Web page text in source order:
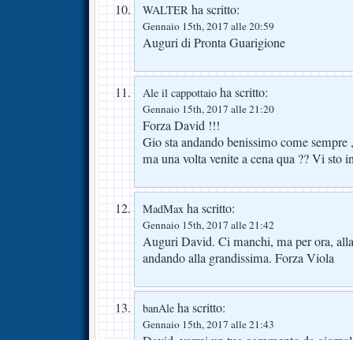
WALTER ha scritto:
Gennaio 15th, 2017 alle 20:59
Auguri di Pronta Guarigione
Ale il cappottaio ha scritto:
Gennaio 15th, 2017 alle 21:20
Forza David !!!
Gio sta andando benissimo come
ma una volta venite a cena qua ?? Vi
MadMax ha scritto:
Gennaio 15th, 2017 alle 21:42
Auguri David. Ci manchi, ma per ora,
andando alla grandissima. Forza Viola
banAle ha scritto:
Gennaio 15th, 2017 alle 21:43